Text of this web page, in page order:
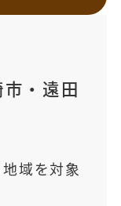
・ 遠田
域を対象